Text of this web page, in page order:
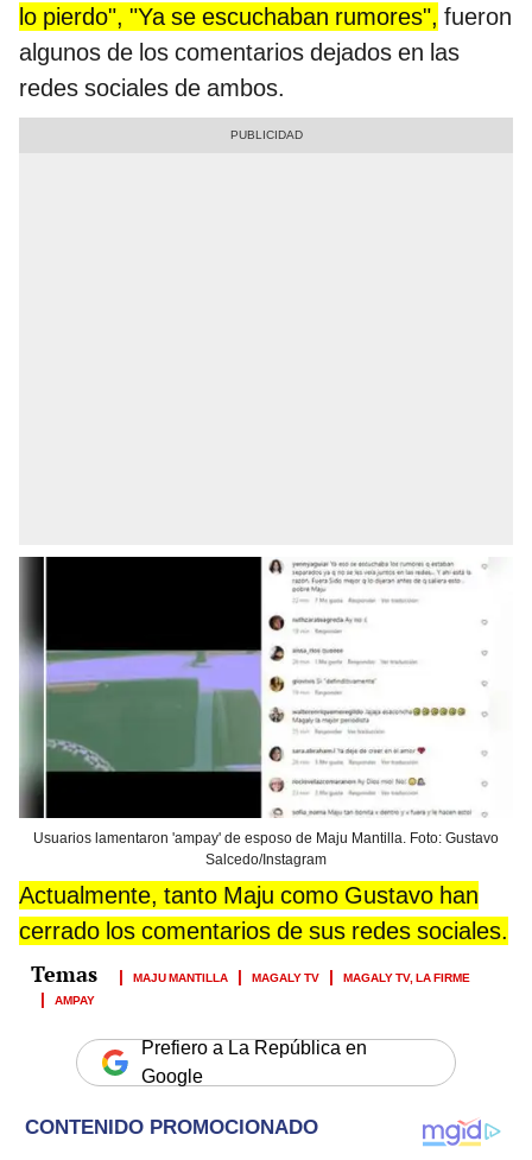
lo pierdo", "Ya se escuchaban rumores", fueron
algunos de los comentarios dejados en las
redes sociales de ambos.
Usuarios lamentaron 'ampay' de esposo de Maju Mantilla. Foto: Gustavo
Salcedo/Instagram
Actualmente, tanto Maju como Gustavo han
cerrado los comentarios de sus redes sociales.
MAJU MANTILLA MAGALY TV
MAGALY TV, LA FIRME
AMPAY
Prefiero a La República en
Google